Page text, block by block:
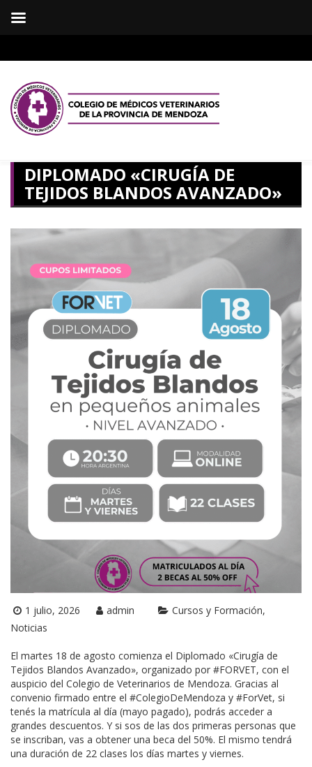
DIPLOMADO «CIRUGÍA DE
TEJIDOS BLANDOS AVANZADO»
1 julio, 2026 admin
Cursos y Formación
Noticias
El martes 18 de agosto comienza el Diplomado «Cirugía de
Tejidos Blandos Avanzado», organizado por #FORVET, con el
auspicio del Colegio de Veterinarios de Mendoza. Gracias al
convenio firmado entre el #ColegioDeMendoza y #ForVet, si
tenés la matrícula al día (mayo pagado), podrás acceder a
grandes descuentos. Y si sos de las dos primeras personas que
se inscriban, vas a obtener una beca del 50%. El mismo tendrá
una duración de 22 clases los días martes y viernes.